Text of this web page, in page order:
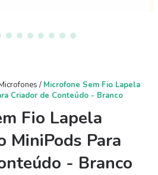
/ Microfone Sem Fio Lapela
Criador de Conteúdo - Branco
Fio Lapela
MiniPods Para
- Branco